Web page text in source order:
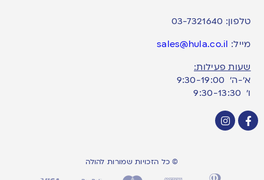
טלפון: 03-7321640
מייל: sales@hula.co.il
שעות פעילות:
א’-ה’ 9:30-19:00
ו׳ 9:30-13:30
© כל הזכויות שמורות להולה